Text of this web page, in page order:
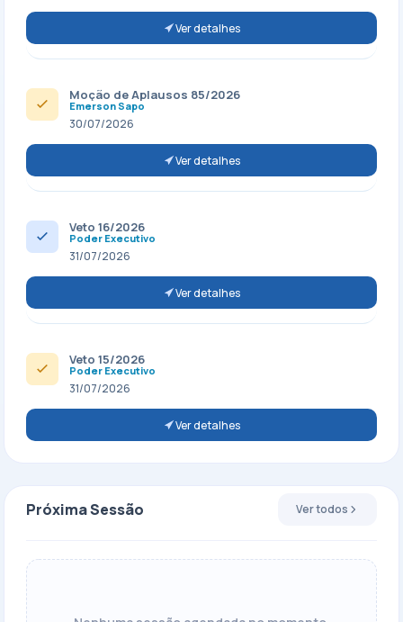
Ver detalhes
Moção de Aplausos 85/2026
Emerson Sapo
30/07/2026
Ver detalhes
Veto 16/2026
Poder Executivo
31/07/2026
Ver detalhes
Veto 15/2026
Poder Executivo
31/07/2026
Ver detalhes
Próxima Sessão Ver todos